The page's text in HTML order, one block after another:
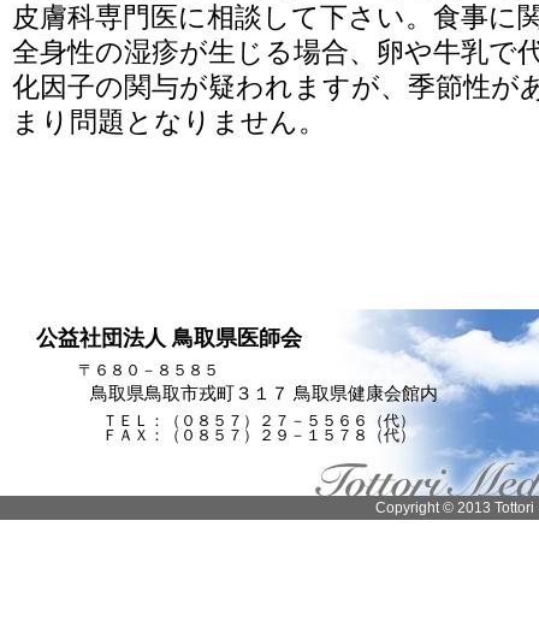
皮膚科専門医に相談して下さい。食事に
全身性の湿疹が生じる場合、卵や牛乳で
化因子の関与が疑われますが、季節性が
まり問題となりません。
公益社団法人 鳥取県医師会
〒６８０－８５８５
鳥取県鳥取市戎町３１７ 鳥取県健康会館内
ＴＥＬ：（０８５７）２７－５５６６（代）
ＦＡＸ：（０８５７）２９－１５７８（代）
Copyright © 2013 Tottori